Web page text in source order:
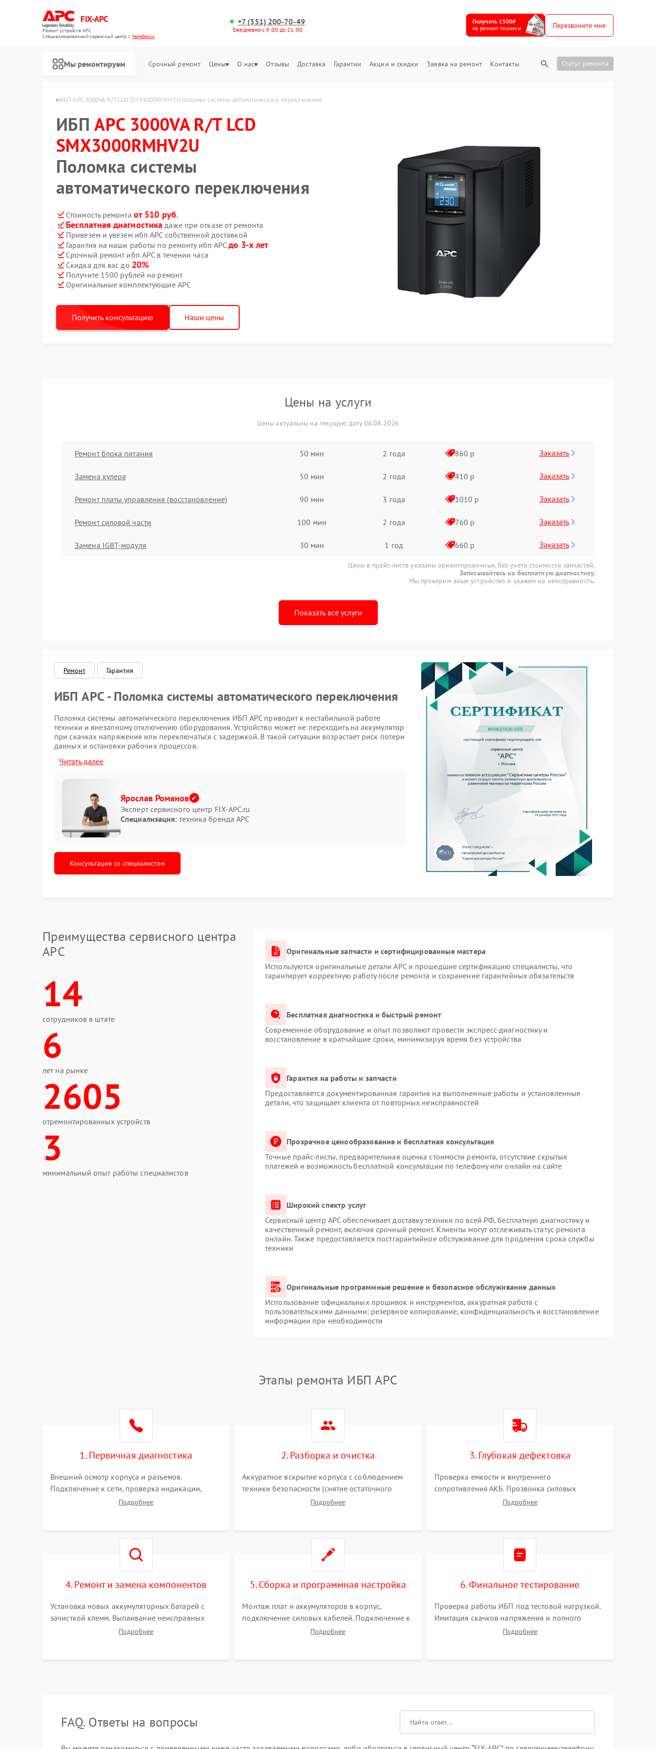
FIX-APC
Ремонт устройств APC
Специализированный cервисный центр г.Челябинск
+7 (351) 200-70-49
Ежедневно с 9:00 до 21:00
Получить 1500₽
на ремонт техники
Перезвоните мне
Мы ремонтируем Срочный ремонт Цены О нас Отзывы Доставка Гарантии Акции и скидки Заявка на ремонт Контакты Статус ремонта
в Челябинске ИБП APC 3000VA R/T LCD SMX3000RMHV2U поломка системы автоматического переключения
ИБПAPC 3000VA R/T LCD
SMX3000RMHV2U
Поломка системы
автоматического переключения
Стоимость ремонта от 510 руб.
Бесплатная диагностика даже при отказе от ремонта
Привезем и увезем ибп APC собственной доставкой
Гарантия на наши работы по ремонту ибп APCдо 3-х лет
Срочный ремонт ибп APC в течении часа
Скидка для вас до 20%
Получите 1500 рублей на ремонт
Оригинальные комплектующие APC
Получить консультацию Наши цены
Цены на услуги
Цены актуальны на текущую дату 06.08.2026
Ремонт блока питания 50 мин 2 года 860 р Заказать
Замена кулера 50 мин 2 года 410 р Заказать
Ремонт платы управления (восстановление) 90 мин 3 года 1010 р Заказать
Ремонт силовой части 100 мин 2 года 760 р Заказать
Замена IGBT-модуля 30 мин 1 год 660 р Заказать
Цены в прайс-листе указаны ориентировочные, без учета стоимости запчастей.
Записывайтесь на бесплатную диагностику.
Мы проверим ваше устройство и укажем на неисправность.
Показать все услуги
Ремонт Гарантия
ИБП APC - Поломка системы автоматического переключения
Поломка системы автоматического переключения ИБП APC приводит к нестабильной работе
техники и внезапному отключению оборудования. Устройство может не переходить на аккумулятор
при скачках напряжения или переключаться с задержкой. В такой ситуации возрастает риск потери
данных и остановки рабочих процессов.
Какие признаки указывают на неисправность
мигание индикаторов. Иногда ИБП APC начинает перегреваться или издавать непривычный шум.
долгое переключение на аккумулятор;
самопроизвольное отключение техники;
нестабильная работа после перепадов напряжения;
При подобных признаках не стоит продолжать активную эксплуатацию устройства. Изношенные
компоненты способны привести к более серьезным поломкам.
Проверить состояние аккумулятора.
Убедиться в стабильности электросети.
Очистить вентиляционные отверстия от пыли.
Когда проблема сохраняется, потребуется ремонт APC с заменой поврежденных элементов и
Обращение в сервис
Полноценную диагностику выполняет сервис APC с применением специализированного
оборудования. Мастера определяют состояние платы управления, реле и цепей коммутации. После
ремонта устройство проходит тестирование под нагрузкой.
Надежный сервисный центр APC устраняет подобные неисправности с учетом особенностей
безопаснее при перепадах напряжения.
Читать далее
Ярослав Романов
Эксперт сервисного центр FIX-APC.ru
Специализация: техника бренда APC
Консультация со специалистом
Преимущества сервисного центра
APC
14
сотрудников в штате
6
лет на рынке
2605
отремонтированных устройств
3
минимальный опыт работы специалистов
Оригинальные запчасти и сертифицированные мастера
Используются оригинальные детали APC и прошедшие сертификацию специалисты, что
гарантирует корректную работу после ремонта и сохранение гарантийных обязательств
Бесплатная диагностика и быстрый ремонт
Современное оборудование и опыт позволяют провести экспресс-диагностику и
восстановление в кратчайшие сроки, минимизируя время без устройства
Гарантия на работы и запчасти
Предоставляется документированная гарантия на выполненные работы и установленные
детали, что защищает клиента от повторных неисправностей
Прозрачное ценообразование и бесплатная консультация
Точные прайс-листы, предварительная оценка стоимости ремонта, отсутствие скрытых
платежей и возможность бесплатной консультации по телефону или онлайн на сайте
Широкий спектр услуг
Сервисный центр APC обеспечивает доставку техники по всей РФ, бесплатную диагностику и
качественный ремонт, включая срочный ремонт. Клиенты могут отслеживать статус ремонта
онлайн. Также предоставляется постгарантийное обслуживание для продления срока службы
техники
Оригинальные программные решение и безопасное обслуживание данных
Использование официальных прошивок и инструментов, аккуратная работа с
пользовательскими данными: резервное копирование, конфиденциальность и восстановление
информации при необходимости
Этапы ремонта ИБП APC
1. Первичная диагностика
Внешний осмотр корпуса и разъемов.
Подключение к сети, проверка индикации,
звуковых сигналов и кодов ошибок. Измерение
Подробнее
2. Разборка и очистка
Аккуратное вскрытие корпуса с соблюдением
техники безопасности (снятие остаточного
заряда). Очистка плат, радиаторов и кулеров от
Подробнее
3. Глубокая дефектовка
Проверка емкости и внутреннего
сопротивления АКБ. Прозвонка силовых
транзисторов инвертора, диодов, реле
Подробнее
4. Ремонт и замена компонентов
Установка новых аккумуляторных батарей с
зачисткой клемм. Выпаивание неисправных
элементов инвертора или цепи зарядки и
Подробнее
5. Сборка и программная настройка
Монтаж плат и аккумуляторов в корпус,
подключение силовых кабелей. Подключение к
ПК для программной калибровки констант
Подробнее
6. Финальное тестирование
Проверка работы ИБП под тестовой нагрузкой.
Имитация скачков напряжения и полного
отключения сети. Контроль времени автономной
Подробнее
FAQ. Ответы на вопросы